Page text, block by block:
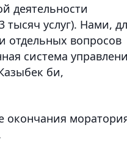
деятельности
тысяч услуг). Нами,
отдельных вопросов
система
би,
окончания